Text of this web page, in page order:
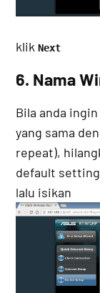
klikNext
6. Nama
Bila anda
yang sama
repeat),
default
lalu isikan